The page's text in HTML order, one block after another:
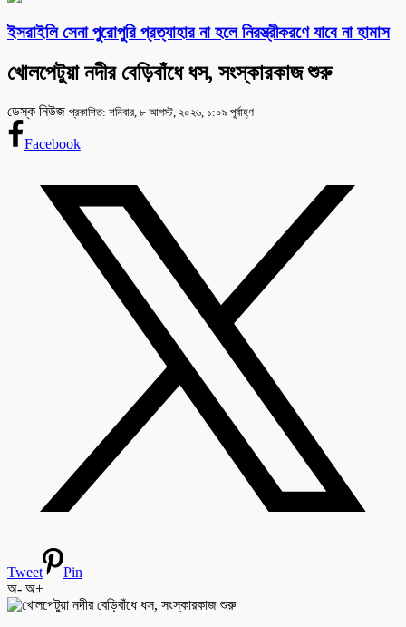
ইসরাইলি সেনা পুরোপুরি প্রত্যাহার না হলে নিরস্ত্রীকরণে যাবে না হামাস
খোলপেটুয়া নদীর বেড়িবাঁধে ধস, সংস্কারকাজ শুরু
ডেস্ক নিউজ প্রকাশিত: শনিবার, ৮ আগস্ট, ২০২৬, ১:০৯ পূর্বাহ্ণ
Facebook
Tweet
Pin
অ- অ+